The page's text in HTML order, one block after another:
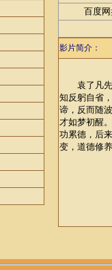
百度
影片简介：
袁了凡先
知反躬自省
谛，反而随
才如梦初醒
功累德，后
变，道德修